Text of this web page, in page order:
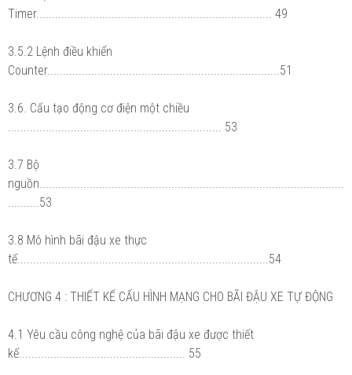
Timer........................................................................... 49
3.5.2 Lệnh điều khiển
Counter..........................................................................51
3.6. Cấu tạo động cơ điện một chiều
.................................................................... 53
3.7 Bộ
nguồn.................................................................................................
..........53
3.8 Mô hình bãi đậu xe thực
tế................................................................................54
CHƯƠNG 4 : THIẾT KẾ CẤU HÌNH MẠNG CHO BÃI ĐẬU XE TỰ ĐỘNG
4.1 Yêu cầu công nghệ của bãi đậu xe được thiết
kế..................................................... 55